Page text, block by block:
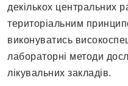
декількох центральних
територіальним
виконуватись
лабораторні методи
лікувальних закладів.